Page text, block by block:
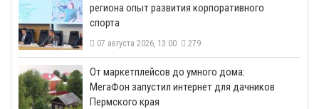
региона опыт развития корпоративного
спорта
07 августа 2026, 13:00 279
От маркетплейсов до умного дома:
МегаФон запустил интернет для дачников
Пермского края